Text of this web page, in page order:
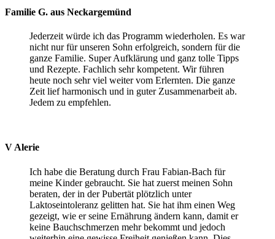
Familie G. aus Neckargemünd
Jederzeit würde ich das Programm wiederholen. Es war
nicht nur für unseren Sohn erfolgreich, sondern für die
ganze Familie. Super Aufklärung und ganz tolle Tipps
und Rezepte. Fachlich sehr kompetent. Wir führen
heute noch sehr viel weiter vom Erlernten. Die ganze
Zeit lief harmonisch und in guter Zusammenarbeit ab.
Jedem zu empfehlen.
V Alerie
Ich habe die Beratung durch Frau Fabian-Bach für
meine Kinder gebraucht. Sie hat zuerst meinen Sohn
beraten, der in der Pubertät plötzlich unter
Laktoseintoleranz gelitten hat. Sie hat ihm einen Weg
gezeigt, wie er seine Ernährung ändern kann, damit er
keine Bauchschmerzen mehr bekommt und jedoch